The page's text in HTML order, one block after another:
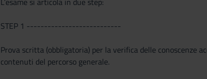
STEP 1 ---------------------------
Prova scritta (obbligatoria) per la verifica delle conoscenze
contenuti del percorso generale.